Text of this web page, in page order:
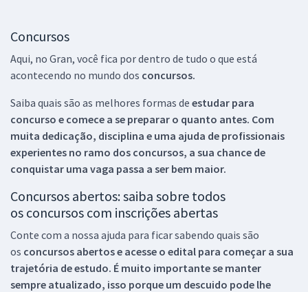
Concursos
Aqui, no Gran, você fica por dentro de tudo o que está
acontecendo no mundo dos concursos.
Saiba quais são as melhores formas de estudar para
concurso e comece a se preparar o quanto antes. Com
muita dedicação, disciplina e uma ajuda de profissionais
experientes no ramo dos concursos, a sua chance de
conquistar uma vaga passa a ser bem maior.
Concursos abertos: saiba sobre todos
os concursos com inscrições abertas
Conte com a nossa ajuda para ficar sabendo quais são
os concursos abertos e acesse o edital para começar a sua
trajetória de estudo. É muito importante se manter
sempre atualizado, isso porque um descuido pode lhe